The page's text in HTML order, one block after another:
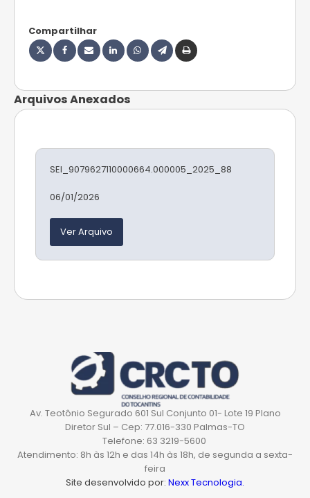
Compartilhar
Arquivos Anexados
SEI_9079627110000664.000005_2025_88
06/01/2026
Ver Arquivo
Av. Teotônio Segurado 601 Sul Conjunto 01- Lote 19 Plano
Diretor Sul – Cep: 77.016-330 Palmas-TO
Telefone: 63 3219-5600
Atendimento: 8h às 12h e das 14h às 18h, de segunda a sexta-
feira
Site desenvolvido por: Nexx Tecnologia.